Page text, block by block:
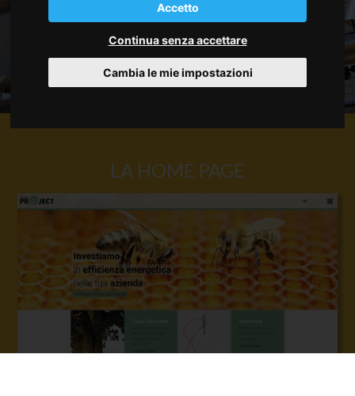
Accetto
Continua senza accettare
Cambia le mie impostazioni
LA HOME PAGE